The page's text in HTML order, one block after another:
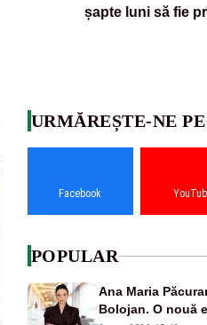
șapte luni să fie
URMĂREȘTE-NE PE
Facebook
POPULAR
Ana Maria
Bolojan. O nouă